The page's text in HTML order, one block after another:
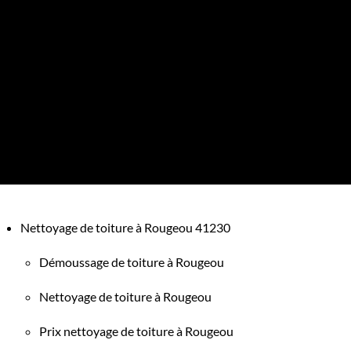
Nettoyage de toiture à Rougeou 41230
Démoussage de toiture à Rougeou
Nettoyage de toiture à Rougeou
Prix nettoyage de toiture à Rougeou